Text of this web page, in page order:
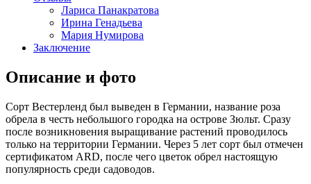
Лариса Панакратова
Ирина Генадьева
Мария Нумирова
Заключение
Описание и фото
Сорт Вестерленд был выведен в Германии, название роза
обрела в честь небольшого городка на острове Зюльт. Сразу
после возникновения выращивание растений проводилось
только на территории Германии. Через 5 лет сорт был отмечен
сертификатом ARD, после чего цветок обрел настоящую
популярность среди садоводов.